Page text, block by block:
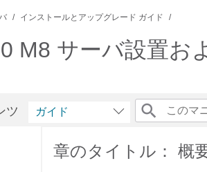
インストールとアップグレード ガイド
M8 サーバ設置お
ツ ガイド
章のタイトル： 概